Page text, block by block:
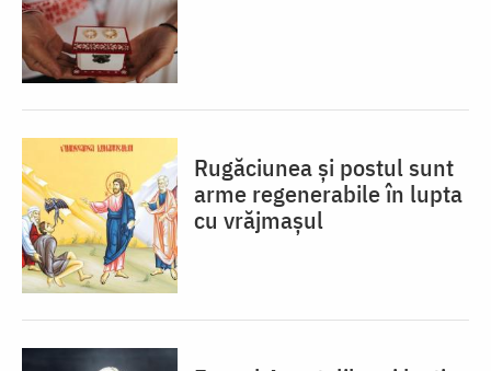
Rugăciunea și postul sunt
arme regenerabile în lupta
cu vrăjmașul